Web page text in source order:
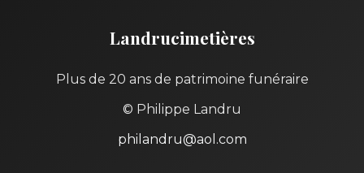
Landrucimetières
Plus de 20 ans de patrimoine funéraire
© Philippe Landru
philandru@aol.com